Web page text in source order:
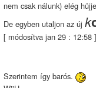
nem csak nálunk) elég
De egyben utaljon az új k
[ módosítva jan 29 : 12:58 ]
Szerintem így barós.